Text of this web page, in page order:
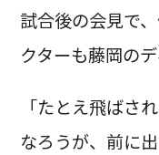
試合後の会見で
クターも藤岡の
「たとえ飛ばさ
なろうが、前に